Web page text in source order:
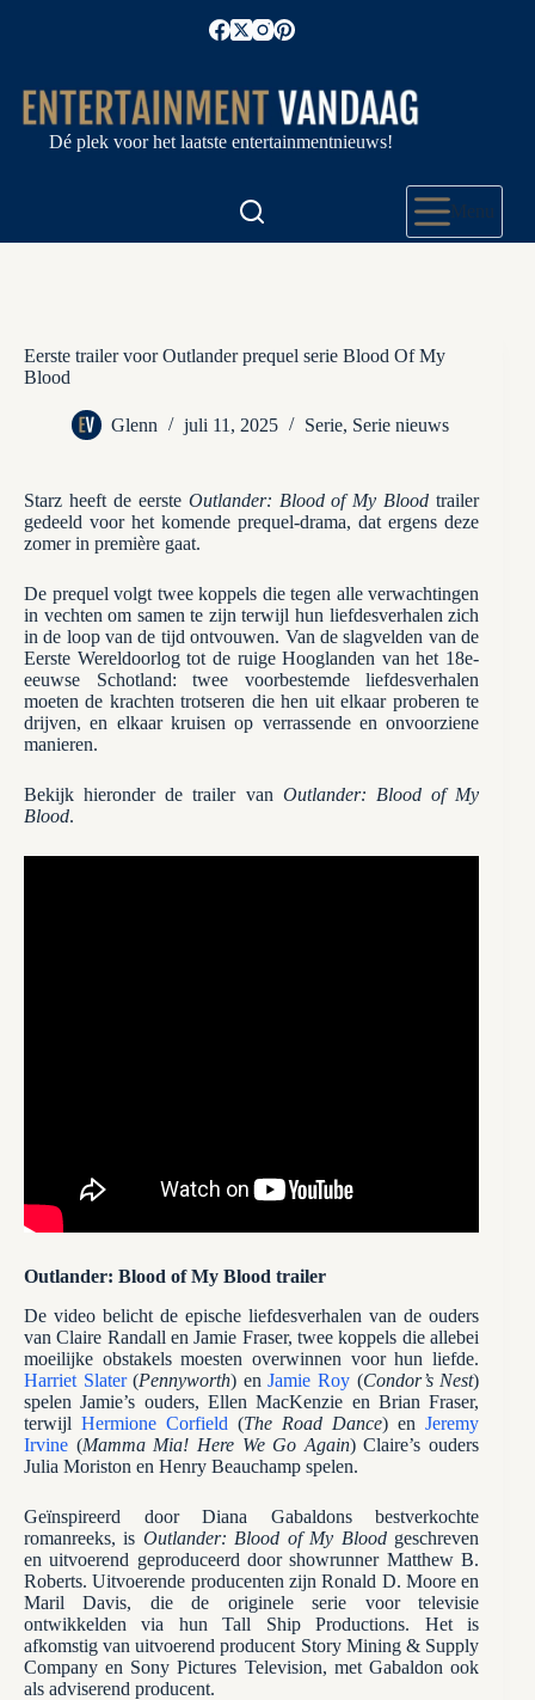
Dé plek voor het laatste entertainmentnieuws!
Menu
Eerste trailer voor Outlander prequel serie Blood Of My
Blood
Glenn juli 11, 2025 Serie, Serie nieuws
Starz heeft de eersteOutlander: Blood of My Blood trailer
gedeeld voor het komende prequel-drama, dat ergens deze
zomer in première gaat.
De prequel volgt twee koppels die tegen alle verwachtingen
in vechten om samen te zijn terwijl hun liefdesverhalen zich
in de loop van de tijd ontvouwen. Van de slagvelden van de
Eerste Wereldoorlog tot de ruige Hooglanden van het 18e-
eeuwse Schotland: twee voorbestemde liefdesverhalen
moeten de krachten trotseren die hen uit elkaar proberen te
drijven, en elkaar kruisen op verrassende en onvoorziene
manieren.
Bekijk hieronder de trailer van Outlander: Blood of My
Blood.
Outlander: Blood of My Blood trailer
De video belicht de epische liefdesverhalen van de ouders
van Claire Randall en Jamie Fraser, twee koppels die allebei
moeilijke obstakels moesten overwinnen voor hun liefde.
Harriet Slater(Pennyworth) enJamie Roy(Condor’s Nest)
spelen Jamie’s ouders, Ellen MacKenzie en Brian Fraser,
terwijlHermione Corfield (The Road Dance) enJeremy
Irvine (Mamma Mia! Here We Go Again) Claire’s ouders
Julia Moriston en Henry Beauchamp spelen.
Geïnspireerd door Diana Gabaldons bestverkochte
romanreeks, is Outlander: Blood of My Bloodgeschreven
en uitvoerend geproduceerd door showrunner Matthew B.
Roberts. Uitvoerende producenten zijn Ronald D. Moore en
Maril Davis, die de originele serie voor televisie
ontwikkelden via hun Tall Ship Productions. Het is
afkomstig van uitvoerend producent Story Mining & Supply
Company en Sony Pictures Television, met Gabaldon ook
als adviserend producent.